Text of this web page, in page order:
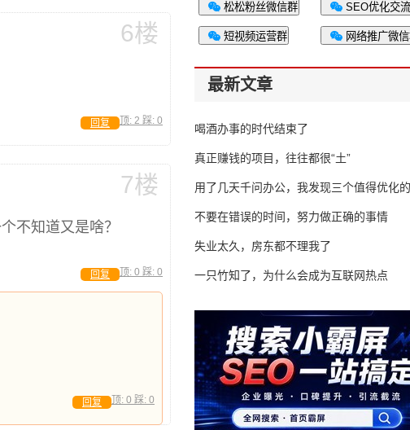
6楼
顶: 2 踩: 0
回复
7楼
不知道又是啥？
顶: 0 踩: 0
回复
顶: 0 踩: 0
回复
松松粉丝微信群 SEO优化交
短视频运营群 网络推广微
最新文章
喝酒办事的时代结束了
真正赚钱的项目，往往都很“土”
用了几天千问办公，我发现三个值得优化
不要在错误的时间，努力做正确的事情
失业太久，房东都不理我了
一只竹知了，为什么会成为互联网热点